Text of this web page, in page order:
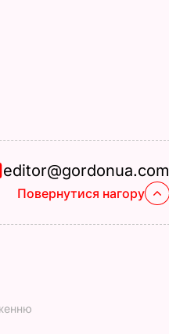
editor@gordonua.com
Повернутися нагору